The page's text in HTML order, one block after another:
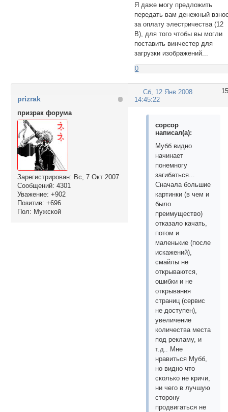
Я даже могу предложить
передать вам денежный
за оплату элестричества (12
В), для того чтобы вы могли
поставить винчестер для
загрузки изображений...
0
15
Сб, 12 Янв 2008
14:45:22
prizrak
призрак форума
Зарегистрирован: Вс, 7 Окт 2007
Сообщений: 4301
Уважение: +902
Позитив: +696
Пол: Мужской
copcop
написал(а):
Мубб видно
начинает
понемногу
загибаться...
Сначала большие
картинки (в чем и
было
преимущество)
отказало качать,
потом и
маленькие (после
искажений),
смайлы не
открываются,
ошибки и не
открывания
страниц (сервис
не доступен),
увеличение
количества места
под рекламу, и
т.д.. Мне
нравиться Мубб,
но видно что
сколько не кричи,
ни чего в лучшую
сторону
продвигаться не